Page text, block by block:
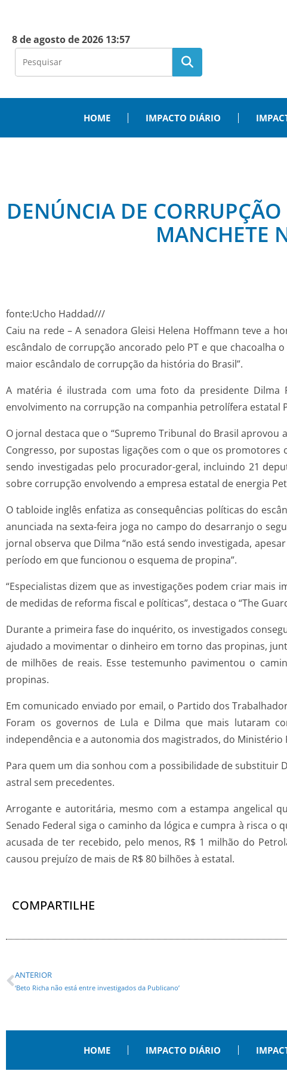
8 de agosto de 2026 13:57
HOME IMPACTO DIÁRIO
DENÚNCIA DE
MANCHETE
fonte:Ucho Haddad///
Caiu na rede – A senadora Gleisi Helena Hoffmann teve a
escândalo de corrupção ancorado pelo PT e que chacoalha
maior escândalo de corrupção da história do Brasil”.
A matéria é ilustrada com uma foto da presidente Dilma
envolvimento na corrupção na companhia petrolífera estatal
O jornal destaca que o “Supremo Tribunal do Brasil
Congresso, por supostas ligações com o que os
sendo investigadas pelo procurador-geral, incluindo 21
sobre corrupção envolvendo a empresa estatal de energia
O tabloide inglês enfatiza as consequências políticas do
anunciada na sexta-feira joga no campo do desarranjo o
jornal observa que Dilma “não está sendo investigada,
período em que funcionou o esquema de propina”.
“Especialistas dizem que as investigações podem criar mais
de medidas de reforma fiscal e políticas”, destaca o “The
Durante a primeira fase do inquérito, os investigados
ajudado a movimentar o dinheiro em torno das propinas,
de milhões de reais. Esse testemunho pavimentou o
propinas.
Em comunicado enviado por email, o Partido dos
Foram os governos de Lula e Dilma que mais lutaram
independência e a autonomia dos magistrados, do Ministério
Para quem um dia sonhou com a possibilidade de substituir
astral sem precedentes.
Arrogante e autoritária, mesmo com a estampa angelical
Senado Federal siga o caminho da lógica e cumpra à risca
acusada de ter recebido, pelo menos, R$ 1 milhão do
causou prejuízo de mais de R$ 80 bilhões à estatal.
COMPARTILHE
ANTERIOR
‘Beto Richa não está entre investigados da Publicano’
HOME IMPACTO DIÁRIO